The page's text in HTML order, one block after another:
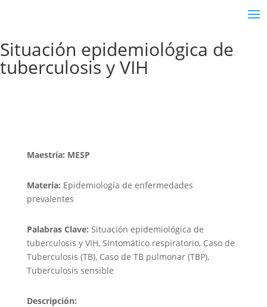
Situación epidemiológica de
tuberculosis y VIH
Maestría: MESP
Materia: Epidemiología de enfermedades
prevalentes
Palabras Clave: Situación epidemiológica de
tuberculosis y VIH, Sintomático respiratorio, Caso de
Tuberculosis (TB), Caso de TB pulmonar (TBP),
Tuberculosis sensible
Descripción: